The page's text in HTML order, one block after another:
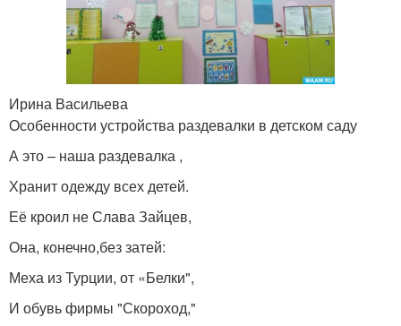
Ирина Васильева
Особенности устройства раздевалки в детском саду
А это – наша раздевалка ,
Хранит одежду всех детей.
Её кроил не Слава Зайцев,
Она, конечно,без затей:
Меха из Турции, от «Белки",
И обувь фирмы "Скороход,"